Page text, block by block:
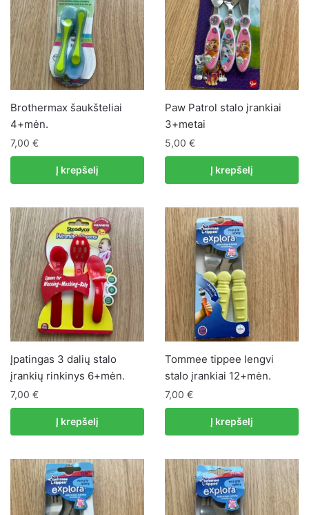
Brothermax šaukšteliai
4+mėn.
7,00 €
Į krepšelį
Paw Patrol stalo įrankiai
3+metai
5,00 €
Į krepšelį
Įpatingas 3 dalių stalo
įrankių rinkinys 6+mėn.
7,00 €
Į krepšelį
Tommee tippee lengvi
stalo įrankiai 12+mėn.
7,00 €
Į krepšelį